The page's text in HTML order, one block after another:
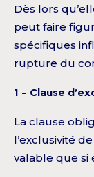
Dès lors
peut faire
spécifiques
rupture du
1 – Clause
La clause
l’exclusivité
valable que si